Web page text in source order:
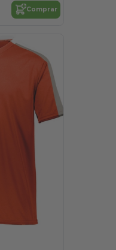
Comprar